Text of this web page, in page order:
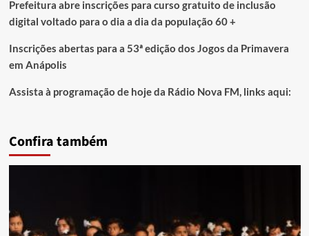
Prefeitura abre inscrições para curso gratuito de inclusão
digital voltado para o dia a dia da população 60 +
Inscrições abertas para a 53ª edição dos Jogos da Primavera
em Anápolis
Assista à programação de hoje da Rádio Nova FM, links aqui:
Confira também